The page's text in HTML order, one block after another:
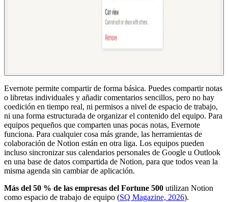
Evernote permite compartir de forma básica. Puedes compartir notas
o libretas individuales y añadir comentarios sencillos, pero no hay
coedición en tiempo real, ni permisos a nivel de espacio de trabajo,
ni una forma estructurada de organizar el contenido del equipo. Para
equipos pequeños que comparten unas pocas notas, Evernote
funciona. Para cualquier cosa más grande, las herramientas de
colaboración de Notion están en otra liga. Los equipos pueden
incluso sincronizar sus calendarios personales de Google u Outlook
en una base de datos compartida de Notion, para que todos vean la
misma agenda sin cambiar de aplicación.
Más del 50 % de las empresas del Fortune 500 utilizan Notion
como espacio de trabajo de equipo (SQ Magazine, 2026).